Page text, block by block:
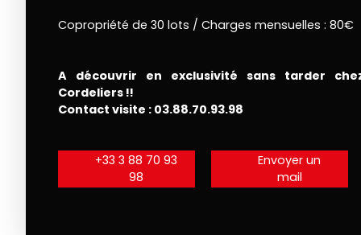
Copropriété de 30 lots / Charges mensuelles : 80€
A découvrir en exclusivité sans tarder
Cordeliers !!
Contact visite : 03.88.70.93.98
+33 3 88 70 93
98
Envoyer un
mail